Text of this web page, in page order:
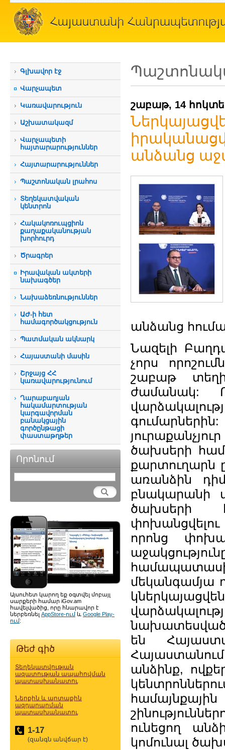
Գլխավոր էջ
Վարչապետ
Կառավարություն
Աշխատակազմ
Վարչապետի
հայտարարություններ
Հայտարարություններ
Պաշտոնական լրահոս
Տեղեկատվական
կենտրոն
Հակակոռուպցիոն
քաղաքականության
խորհուրդ
Ծրագրեր
Իրավական ակտերի
նախագծեր
Նախաձեռնություններ
ԱԺ-ի հետ
համագործակցություն
Պատմական ակնարկ
Հայաստանի մասին
Շրջայց ՀՀ
կառավարությունում
Ղարաբաղյան
հակամարտության
կարգավորման
բանակցային
գործընթացի
փաստաթղթեր
Որոնում
Այսուհետ կարող եք օգտվել մոբայլ
սարքերի համար iGov.am
հավելվածից, որը հնարավոր է
ներբեռնել AppStore-ում և Google Play-
ում:
Թեժ գիծ
Տեղեկատվության
ազատության ապահովման
պատասխանատու
Ներքին և արտաքին
ազդարարման
պատասխանատու
1-17
(զանգն անվճար է)
շաբաթ, 14
անձանց
անձանց
Նազելի
չորս
շաբաթ
ժամանակ:
ծախսերի
քարտուղարն
առանձին
բնակարանի
ծախսերի
որոնց
մեկանգամյա
նախատեսված
են
անձինք,
ունեցող
կոմունալ